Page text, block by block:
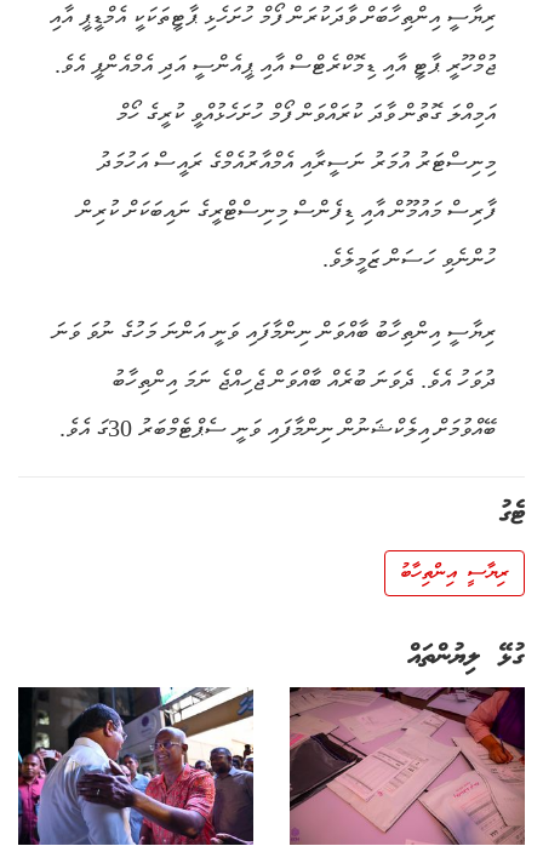
ރިޔާސީ އިންތިހާބަށް ވާދަކުރަން ފޯމް ހުށަހެޅި ޕާޓީތަކަކީ އެމްޑީޕީ އާއި
ޖުމްހޫރީ ޕާޓީ އާއި ޑިމޮކްރެޓްސް އާއި ޕީއެންސީ އަދި އެމްއެންޕީ އެވެ.
އަމިއްލަ ގޮތުން ވާދަ ކުރައްވަން ފޯމް ހުށަހެޅުއްވީ ކުރީގެ ހޯމް
މިނިސްޓަރު އުމަރު ނަސީރާއި އެމްއާރުއެމްގެ ރައީސް އަހުމަދު
ފާރިސް މައުމޫން އާއި ޑިފެންސް މިނިސްޓްރީގެ ނައިބަކަށް ކުރިން
ހުންނެވި ހަސަން ޒަމީލެވެ.
ރިޔާސީ އިންތިހާބު ބާއްވަން ނިންމާފައި ވަނީ އަންނަ މަހުގެ ނުވަ ވަނަ
ދުވަހު އެވެ. ދެވަނަ ބުރެއް ބާއްވަން ޖެހިއްޖެ ނަމަ އިންތިހާބު
ބޭއްވުމަށް އިލެކްޝަނުން ނިންމާފައި ވަނީ ސެޕްޓެމްބަރު 30ގަ އެވެ.
ޓެގު
ރިޔާސީ އިންތިހާބު
ގުޅޭ ލިޔުންތައް